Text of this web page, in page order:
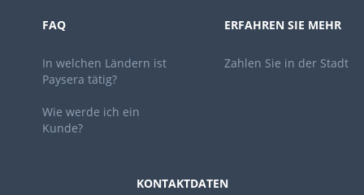
FAQ
In welchen Ländern ist
Paysera tätig?
Wie werde ich ein
Kunde?
ERFAHREN SIE MEHR
Zahlen Sie in der Stadt
KONTAKTDATEN